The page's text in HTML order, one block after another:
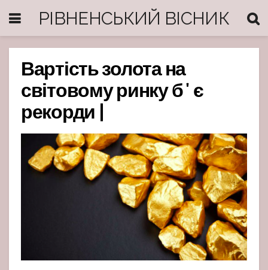
РІВНЕНСЬКИЙ ВІСНИК
Вартість золота на
світовому ринку бʼє
рекорди |